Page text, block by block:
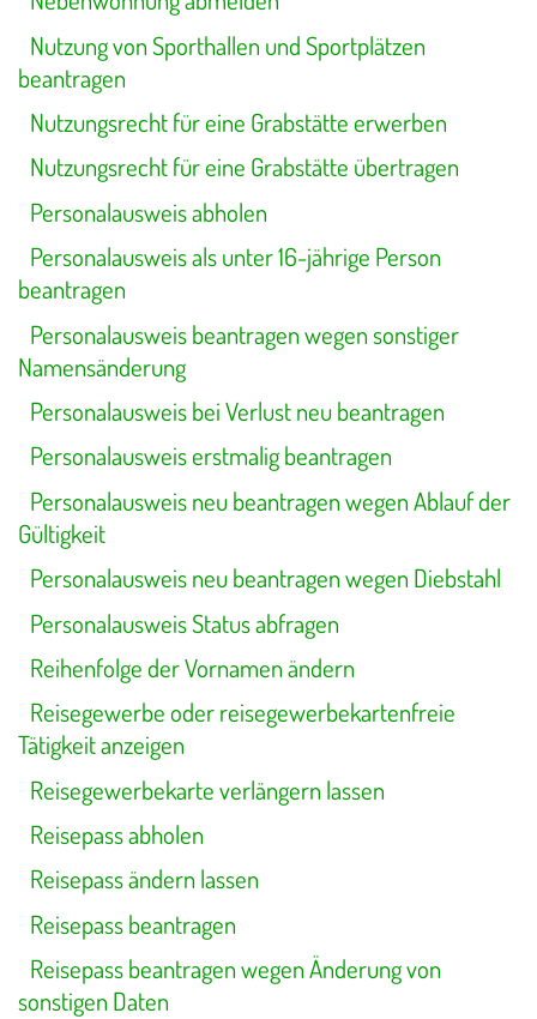
Nutzung von Sporthallen und Sportplätzen
beantragen
Nutzungsrecht für eine Grabstätte erwerben
Nutzungsrecht für eine Grabstätte übertragen
Personalausweis abholen
Personalausweis als unter 16-jährige Person
beantragen
Personalausweis beantragen wegen sonstiger
Namensänderung
Personalausweis bei Verlust neu beantragen
Personalausweis erstmalig beantragen
Personalausweis neu beantragen wegen Ablauf der
Gültigkeit
Personalausweis neu beantragen wegen Diebstahl
Personalausweis Status abfragen
Reihenfolge der Vornamen ändern
Reisegewerbe oder reisegewerbekartenfreie
Tätigkeit anzeigen
Reisegewerbekarte verlängern lassen
Reisepass abholen
Reisepass ändern lassen
Reisepass beantragen
Reisepass beantragen wegen Änderung von
sonstigen Daten